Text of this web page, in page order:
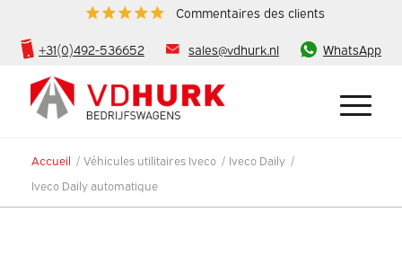
Commentaires des clients
+31(0)492-536652 sales@vdhurk.nl WhatsApp
Accueil / Véhicules utilitaires Iveco / Iveco Daily /
Iveco Daily automatique